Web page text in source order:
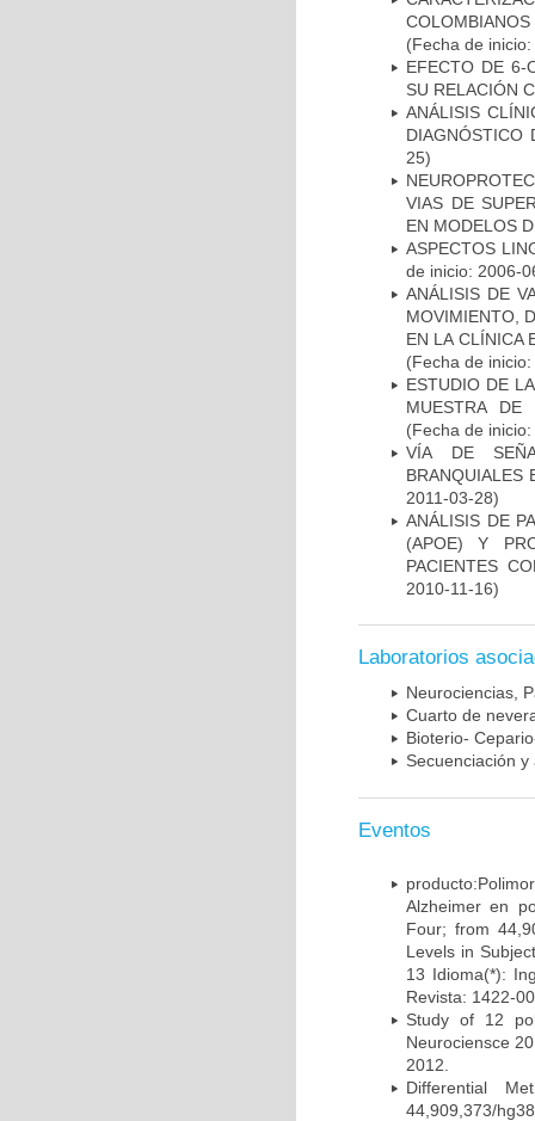
(Fecha de
EFECTO DE 6-
SU RELACIÓN
ANÁLISIS
DIAGNÓSTICO
25)
VIAS DE
EN MODELOS
ASPECTOS
de inicio: 2006-
ANÁLISIS DE
MOVIMIENTO,
EN LA CLÍNICA
(Fecha de
ESTUDIO DE
MUESTRA DE
(Fecha de
VÍA DE
BRANQUIALES
2011-03-28)
ANÁLISIS DE
(APOE) Y
PACIENTES
2010-11-16)
Laboratorios
Neurociencias,
Cuarto de
Bioterio-
Secuenciación
Eventos
Alzheimer en
Four; from
Levels in
13 Idioma(*):
Revista: 1422-
Study of 12
Neurociensce
2012.
Differential
44,909,373/